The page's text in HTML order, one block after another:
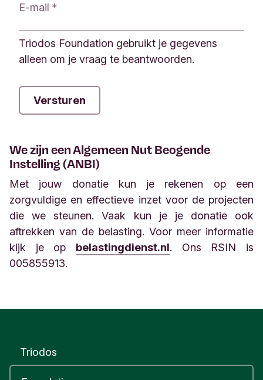
E-mail
Triodos Foundation gebruikt je gegevens
alleen om je vraag te beantwoorden.
We zijn een Algemeen Nut Beogende
Instelling (ANBI)
Met jouw donatie kun je rekenen op een
zorgvuldige en effectieve inzet voor de projecten
die we steunen. Vaak kun je je donatie ook
aftrekken van de belasting. Voor meer informatie
kijk je op belastingdienst.nl. Ons RSIN is
005855913.
Triodos